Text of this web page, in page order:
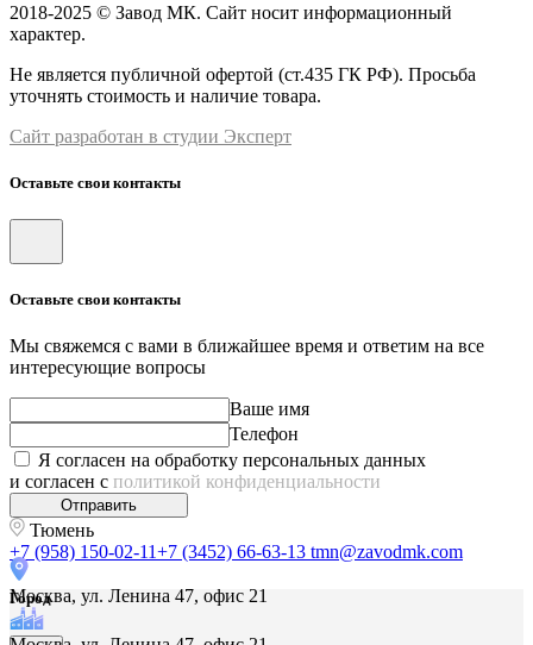
Москва, ул. Ленина 47, офис 21
2018-2025 © Завод МК. Сайт носит информационный
характер.
Не является публичной офертой (ст.435 ГК РФ). Просьба
уточнять стоимость и наличие товара.
Сайт разработан в студии Эксперт
Оставьте свои контакты
Оставьте свои контакты
Мы свяжемся с вами в ближайшее время и ответим на все
интересующие вопросы
Ваше имя
Телефон
Я согласен на обработку персональных данных
и согласен с политикой конфиденциальности
Отправить
Тюмень
+7 (958) 150-02-11+7 (3452) 66-63-13 tmn@zavodmk.com
Город